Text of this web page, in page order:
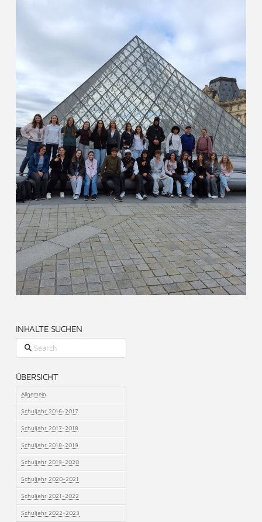
INHALTE SUCHEN
ÜBERSICHT
Allgemein
Schuljahr 2016-2017
Schuljahr 2017-2018
Schuljahr 2018-2019
Schuljahr 2019-2020
Schuljahr 2020-2021
Schuljahr 2021-2022
Schuljahr 2022-2023